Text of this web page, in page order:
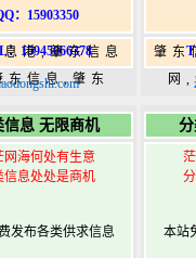
：15903350
：15945066378
息港,肇东信息
东信息,肇东
肇东
网
港
信息 无限商机
网海何处有生意
信息处处是商机
发布各类供求信息 本站